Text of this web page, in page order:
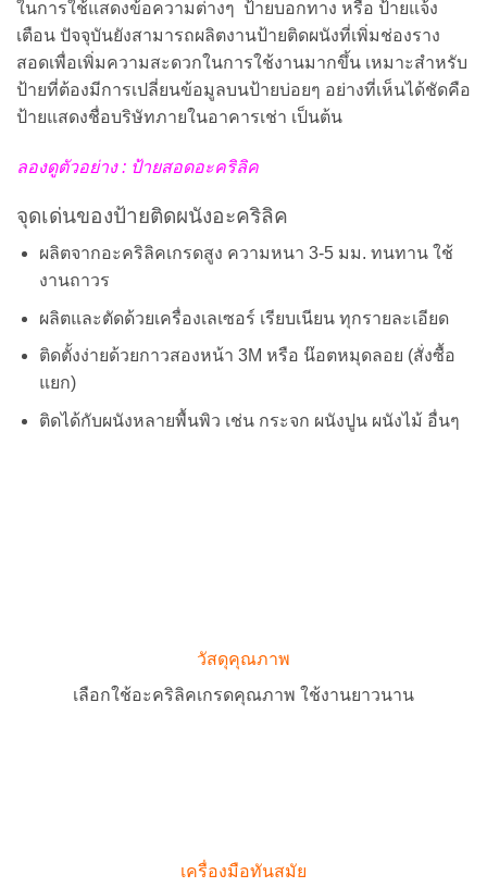
ในการใช้แสดงข้อความต่างๆ ป้ายบอกทาง หรือ ป้ายแจ้ง
เตือน ปัจจุบันยังสามารถผลิตงานป้ายติดผนังที่เพิ่มช่องราง
สอดเพื่อเพิ่มความสะดวกในการใช้งานมากขึ้น เหมาะสำหรับ
ป้ายที่ต้องมีการเปลี่ยนข้อมูลบนป้ายบ่อยๆ อย่างที่เห็นได้ชัดคือ
ป้ายแสดงชื่อบริษัทภายในอาคารเช่า เป็นต้น
ลองดูตัวอย่าง : ป้ายสอดอะคริลิค
จุดเด่นของป้ายติดผนังอะคริลิค
ผลิตจากอะคริลิคเกรดสูง ความหนา 3-5 มม. ทนทาน ใช้
งานถาวร
ผลิตและตัดด้วยเครื่องเลเซอร์ เรียบเนียน ทุกรายละเอียด
ติดตั้งง่ายด้วยกาวสองหน้า 3M หรือ น๊อตหมุดลอย (สั่งซื้อ
แยก)
ติดได้กับผนังหลายพื้นพิว เช่น กระจก ผนังปูน ผนังไม้ อื่นๆ
วัสดุคุณภาพ
เลือกใช้อะคริลิคเกรดคุณภาพ ใช้งานยาวนาน
เครื่องมือทันสมัย